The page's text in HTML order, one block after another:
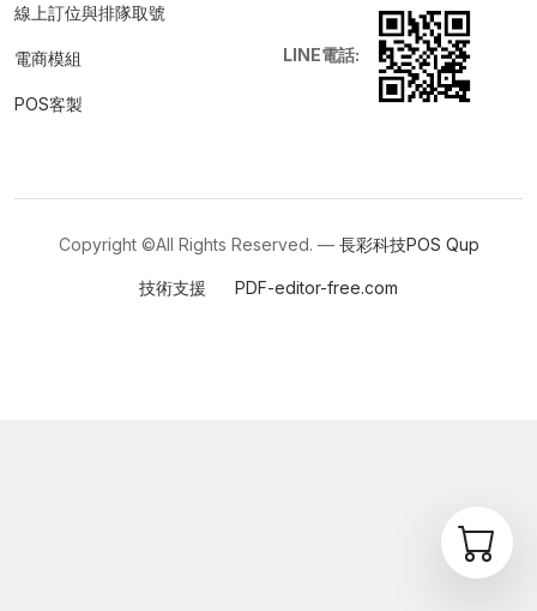
線上訂位與排隊取號
電商模組
POS客製
LINE電話:
Copyright ©All Rights Reserved. — 長彩科技POS Qup
技術支援 PDF-editor-free.com